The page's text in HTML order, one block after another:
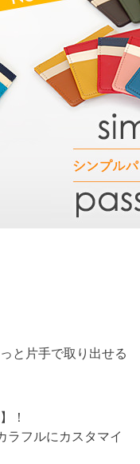
と片手で取り出せる
！
ラフルにカスタマイ